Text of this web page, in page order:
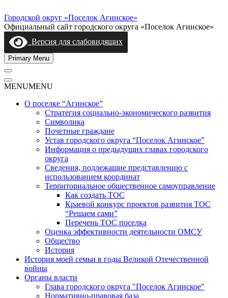
to
content
Городской округ «Поселок Агинское»
Официальный сайт городского округа «Поселок Агинское»
Версия для слабовидящих
Primary Menu
MENUMENU
О поселке “Агинское”
Стратегия социально-экономического развития
Символика
Почетные граждане
Устав городского округа “Поселок Агинское”
Информация о предыдущих главах городского
округа
Сведения, подлежащие представлению с
использованием координат
Территориальное общественное самоуправление
Как создать ТОС
Краевой конкурс проектов развития ТОС
“Решаем сами”
Перечень ТОС поселка
Оценка эффективности деятельности ОМСУ
Общество
История
История моей семьи в годы Великой Отечественной
войны
Органы власти
Глава городского округа "Поселок Агинское"
Нормативно-правовая база